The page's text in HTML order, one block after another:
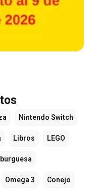
Nintendo Switch
Libros LEGO
Omega 3 Conejo